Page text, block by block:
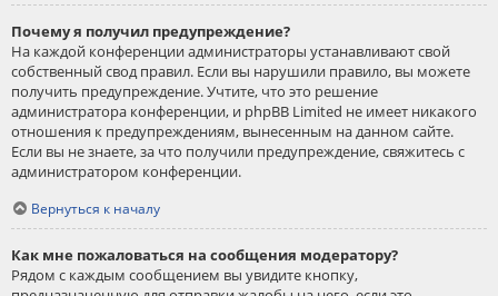
Почему я получил предупреждение?
На каждой конференции администраторы устанавливают свой
собственный свод правил. Если вы нарушили правило, вы можете
получить предупреждение. Учтите, что это решение
администратора конференции, и phpBB Limited не имеет никакого
отношения к предупреждениям, вынесенным на данном сайте.
Если вы не знаете, за что получили предупреждение, свяжитесь с
администратором конференции.
Вернуться к началу
Как мне пожаловаться на сообщения модератору?
Рядом с каждым сообщением вы увидите кнопку,